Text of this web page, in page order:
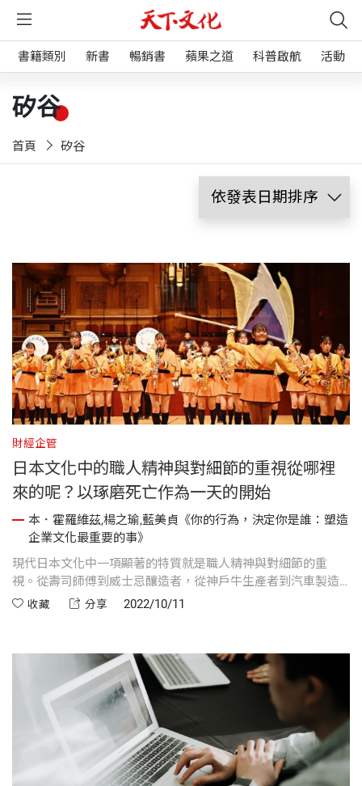
書籍類別 新書 暢銷書 蘋果之道 科普啟航 活動
矽谷
首頁 矽谷
財經企管
日本文化中的職人精神與對細節的重視從哪裡
來的呢？以琢磨死亡作為一天的開始
本．霍羅維茲,楊之瑜,藍美貞《你的行為，決定你是誰：塑造
企業文化最重要的事》
現代日本文化中一項顯著的特質就是職人精神與對細節的重
視。從壽司師傅到威士忌釀造者，從神戶牛生產者到汽車製造
者，日本人對品質的專注與熟稔程度實在非凡。
收藏 分享 2022/10/11